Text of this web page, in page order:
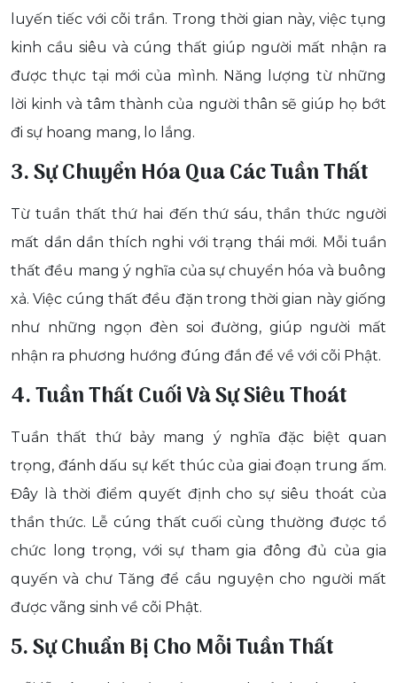
luyến tiếc với cõi trần. Trong thời gian này, việc tụng
kinh cầu siêu và cúng thất giúp người mất nhận ra
được thực tại mới của mình. Năng lượng từ những
lời kinh và tâm thành của người thân sẽ giúp họ bớt
đi sự hoang mang, lo lắng.
3. Sự Chuyển Hóa Qua Các Tuần Thất
Từ tuần thất thứ hai đến thứ sáu, thần thức người
mất dần dần thích nghi với trạng thái mới. Mỗi tuần
thất đều mang ý nghĩa của sự chuyển hóa và buông
xả. Việc cúng thất đều đặn trong thời gian này giống
như những ngọn đèn soi đường, giúp người mất
nhận ra phương hướng đúng đắn để về với cõi Phật.
4. Tuần Thất Cuối Và Sự Siêu Thoát
Tuần thất thứ bảy mang ý nghĩa đặc biệt quan
trọng, đánh dấu sự kết thúc của giai đoạn trung ấm.
Đây là thời điểm quyết định cho sự siêu thoát của
thần thức. Lễ cúng thất cuối cùng thường được tổ
chức long trọng, với sự tham gia đông đủ của gia
quyến và chư Tăng để cầu nguyện cho người mất
được vãng sinh về cõi Phật.
5. Sự Chuẩn Bị Cho Mỗi Tuần Thất